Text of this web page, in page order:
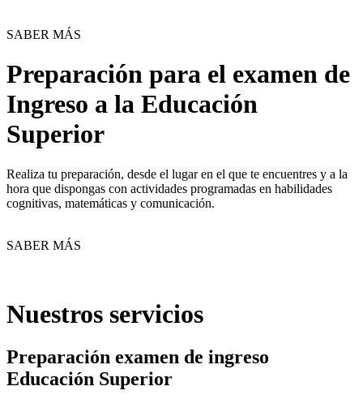
SABER MÁS
Preparación para el examen de
Ingreso a la Educación
Superior
Realiza tu preparación, desde el lugar en el que te encuentres y a la
hora que dispongas con actividades programadas en habilidades
cognitivas, matemáticas y comunicación.
SABER MÁS
Nuestros servicios
Preparación examen de ingreso
Educación Superior